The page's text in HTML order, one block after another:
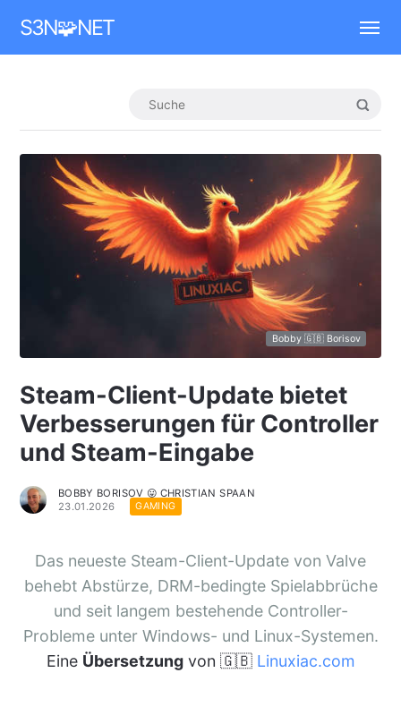
S3N🧩NET
Bobby 🇬🇧 Borisov
Steam-Client-Update bietet
Verbesserungen für Controller
und Steam-Eingabe
BOBBY BORISOV 😛 CHRISTIAN SPAAN
23.01.2026
GAMING
Das neueste Steam-Client-Update von Valve
behebt Abstürze, DRM-bedingte Spielabbrüche
und seit langem bestehende Controller-
Probleme unter Windows- und Linux-Systemen.
Eine Übersetzungvon 🇬🇧 Linuxiac.com